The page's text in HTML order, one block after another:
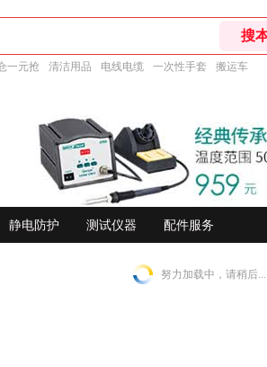
一元抢 清洁用品 电线电缆 一次性手套 搬运车
静电防护 测试仪器 配件服务
努力加载中，请稍后...